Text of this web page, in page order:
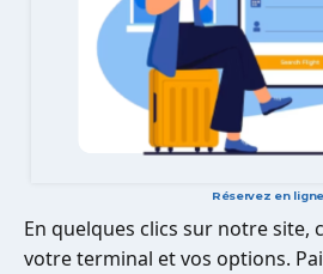
Réservez en ligne
En quelques clics sur notre site,
votre terminal et vos options.